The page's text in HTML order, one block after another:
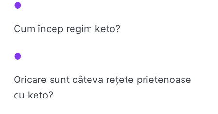
Cum încep regim keto?
Oricare sunt câteva rețete prietenoase
cu keto?